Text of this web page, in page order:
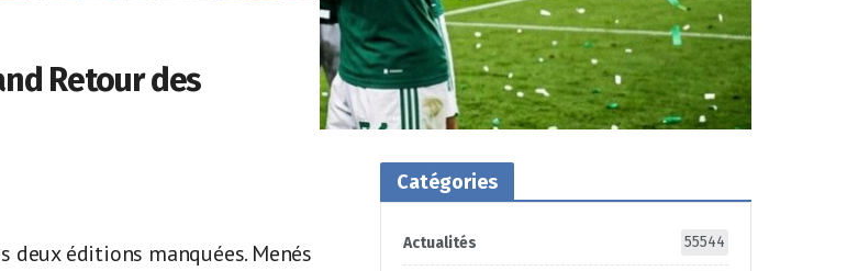
Retour des
deux éditions manquées. Menés
Catégories
Actualités 55544